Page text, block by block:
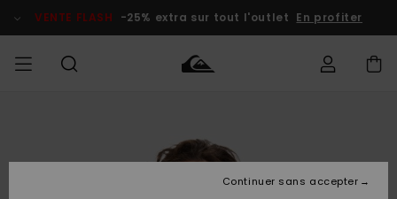
l'information
le
VENTE FLASH -25% extra sur tout l'outlet En profiter
Accessoires
Accessoires
Nouveautés
Homme
Homme
Homme
Nederlands
commande
Continuer sans accepter